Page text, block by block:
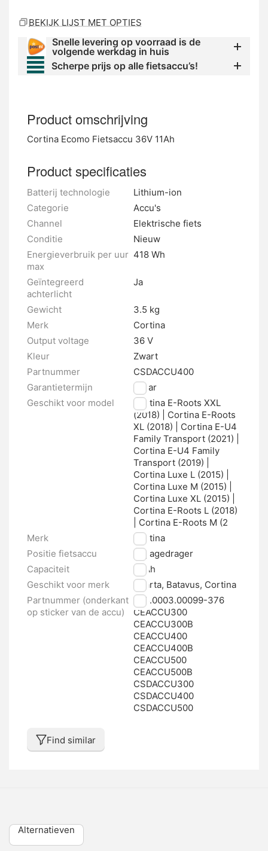
BEKIJK LIJST MET OPTIES
Snelle levering op voorraad is de
volgende werkdag in huis
Scherpe prijs op alle fietsaccu’s!
Product omschrijving
Cortina Ecomo Fietsaccu 36V 11Ah
Product specificaties
Batterij technologie
Lithium-ion
Categorie
Accu's
Channel
Elektrische fiets
Conditie
Nieuw
Energieverbruik per uur
max
418 Wh
Geïntegreerd
achterlicht
Ja
Gewicht
3.5 kg
Merk
Cortina
Output voltage
36 V
Kleur
Zwart
Partnummer
CSDACCU400
Garantietermijn
2 jaar
Geschikt voor model
Cortina E-Roots XXL
(2018) | Cortina E-Roots
XL (2018) | Cortina E-U4
Family Transport (2021) |
Cortina E-U4 Family
Transport (2019) |
Cortina Luxe L (2015) |
Cortina Luxe M (2015) |
Cortina Luxe XL (2015) |
Cortina E-Roots L (2018)
| Cortina E-Roots M (2
Merk
Cortina
Positie fietsaccu
Bagagedrager
Capaciteit
11 Ah
Geschikt voor merk
Sparta, Batavus, Cortina
Partnummer (onderkant
op sticker van de accu)
095.0003.00099-376
CEACCU300
CEACCU300B
CEACCU400
CEACCU400B
CEACCU500
CEACCU500B
CSDACCU300
CSDACCU400
CSDACCU500
Find similar
Alternatieven